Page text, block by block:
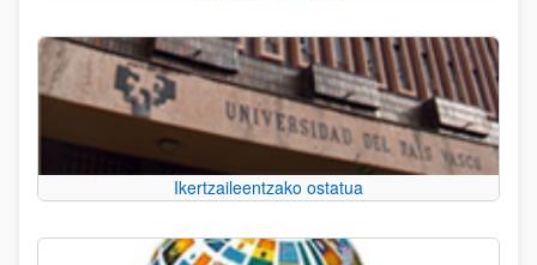
Ikertzaileentzako ostatua